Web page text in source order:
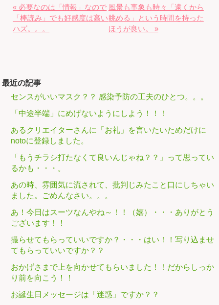
« 必要なのは「情報」なので
「棒読み」でも好感度は高い
ハズ。。。
風景も事象も時々「遠くから
眺める」という時間を持った
ほうが良い。 »
最近の記事
センスがいいマスク？？ 感染予防の工夫のひとつ。。。
「中途半端」にめげないようにしよう！！！
あるクリエイターさんに「お礼」を言いたいためだけに
notoに登録しました。
「もうチラシ打たなくて良いんじゃね？？」って思ってい
るかも・・・。
あの時、雰囲気に流されて、批判じみたこと口にしちゃい
ました。ごめんなさい。。。
あ！今日はスーツなんやね～！！（嬉）・・・ありがとう
ございます！！
撮らせてもらっていいですか？・・・はい！！写り込ませ
てもらっていいですか？？
おかげさまで上を向かせてもらいました！！だからしっか
り前を向こう！！
お誕生日メッセージは「迷惑」ですか？？